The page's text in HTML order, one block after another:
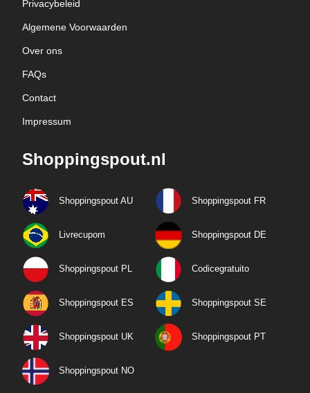
Privacybeleid
Algemene Voorwaarden
Over ons
FAQs
Contact
Impressum
Shoppingspout.nl
Shoppingspout AU Shoppingspout FR
Livrecupom Shoppingspout DE
Shoppingspout PL Codicegratuito
Shoppingspout ES Shoppingspout SE
Shoppingspout UK Shoppingspout PT
Shoppingspout NO